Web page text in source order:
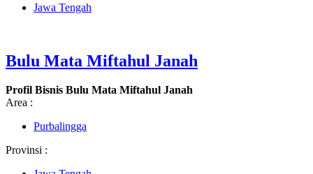
Jawa Tengah
Bulu Mata Miftahul Janah
Profil Bisnis Bulu Mata Miftahul Janah
Area :
Purbalingga
Provinsi :